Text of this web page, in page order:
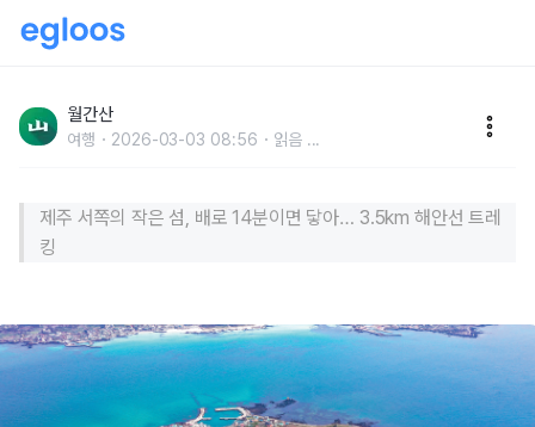
월간산
여행 2026-03-03 08:56 읽음 ...
제주 서쪽의 작은 섬, 배로 14분이면 닿아… 3.5km 해안선 트레
킹